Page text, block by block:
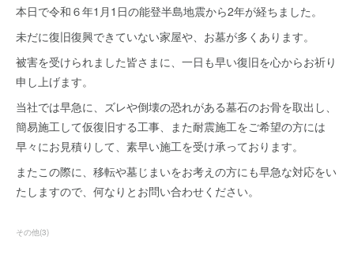
本日で令和６年1月1日の能登半島地震から2年が経ちました。
未だに復旧復興できていない家屋や、お墓が多くあります。
被害を受けられました皆さまに、一日も早い復旧を心からお祈り
申し上げます。
当社では早急に、ズレや倒壊の恐れがある墓石のお骨を取出し、
簡易施工して仮復旧する工事、また耐震施工をご希望の方には
早々にお見積りして、素早い施工を受け承っております。
またこの際に、移転や墓じまいをお考えの方にも早急な対応をい
たしますので、何なりとお問い合わせください。
その他(3)